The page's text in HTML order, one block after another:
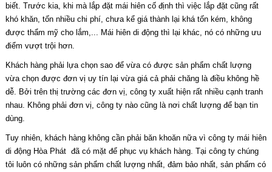
biết. Trước kia, khi mà lắp đặt mái hiên cố định thì việc lắp đặt cũng rất
khó khăn, tốn nhiều chi phí, chưa kể giá thành lại khá tốn kém, không
được thẩm mỹ cho lắm,... Mái hiên di động thì lại khác, nó có những ưu
điểm vượt trội hơn.
Khách hàng phải lựa chọn sao để vừa có được sản phẩm chất lượng
vừa chọn được đơn vị uy tín lại vừa giá cả phải chăng là điều không hề
dễ. Bởi trên thị trường các đơn vị, công ty xuất hiện rất nhiều cạnh tranh
nhau. Không phải đơn vị, công ty nào cũng là nơi chất lượng để bạn tin
dùng.
Tuy nhiên, khách hàng không cần phải băn khoăn nữa vì công ty mái hiên
di động Hòa Phát đã có mặt để phục vụ khách hàng. Tại công ty chúng
tôi luôn có những sản phẩm chất lượng nhất, đảm bảo nhất, sản phẩm có